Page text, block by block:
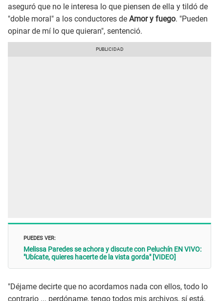
aseguró que no le interesa lo que piensen de ella y tildó de
"doble moral" a los conductores de Amor y fuego. "Pueden
opinar de mí lo que quieran", sentenció.
PUEDES VER:
Melissa Paredes se achora y discute con Peluchín EN VIVO:
"Ubícate, quieres hacerte de la vista gorda" [VIDEO]
"Déjame decirte que no acordamos nada con ellos, todo lo
contrario ... perdóname, tengo todos mis archivos, sí está,